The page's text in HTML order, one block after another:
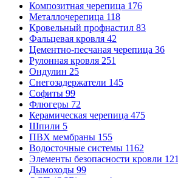
Композитная черепица 176
Металлочерепица 118
Кровельный профнастил 83
Фальцевая кровля 42
Цементно-песчаная черепица 36
Рулонная кровля 251
Ондулин 25
Снегозадержатели 145
Софиты 99
Флюгеры 72
Керамическая черепица 475
Шпили 5
ПВХ мембраны 155
Водосточные системы 1162
Элементы безопасности кровли 121
Дымоходы 99